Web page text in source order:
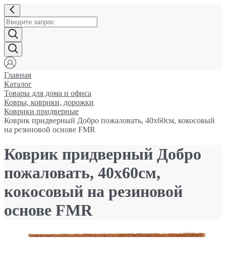
Главная
Каталог
Товары для дома и офиса
Ковры, коврики, дорожки
Коврики придверные
Коврик придверный Добро пожаловать, 40x60см, кокосовый
на резиновой основе FМR
Коврик придверный Добро
пожаловать, 40x60см,
кокосовый на резиновой
основе FМR